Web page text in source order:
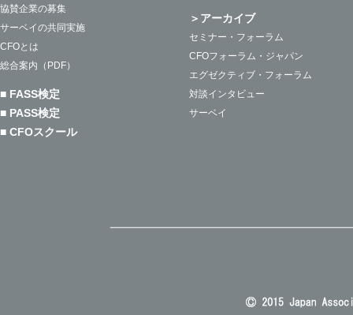
協賛企業の募集
サーベイの共同実施
CFOとは
総合案内（PDF）
■ FASS検定
■ PASS検定
■ CFOスクール
＞アーカイブ
セミナー・フォーラム
CFOフォーラム・ジャパン
エグゼクティブ・フォーラム
対談インタビュー
サーベイ